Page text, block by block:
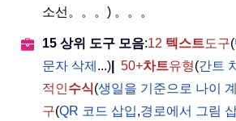
소선。。。) 。。。
15 상위 도구 모음:12 텍스트도구(
문자 삭제 ...) 50+차트유형(간트
적인수식(생일을 기준으로 나이
구(QR 코드 삽입,경로에서 그림